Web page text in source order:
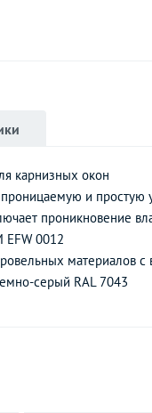
карнизных окон
и простую
проникновение
EFW 0012
материалов
cерый RAL 7043